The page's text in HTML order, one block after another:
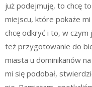
już podejmuję, to chcę
miejscu, które pokaże
chcę odkryć i to, w
też przygotowanie do
miasta u dominikanów na
mi się podobał,